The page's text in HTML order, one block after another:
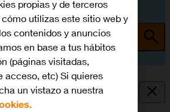
tema
propias y de terceros
utilizas este sitio web y
contenidos y anuncios
en base a tus hábitos
(páginas visitadas,
acceso, etc) Si quieres
un vistazo a nuestra